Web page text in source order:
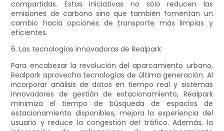
compartidas. Estas iniciativas no sólo reducen las
emisiones de carbono sino que también fomentan un
cambio hacia opciones de transporte más limpias y
eficientes.
6. Las tecnologías innovadoras de Realpark:
Para encabezar la revolución del aparcamiento urbano,
Realpark aprovecha tecnologías de última generación. Al
incorporar análisis de datos en tiempo real y sistemas
innovadores de gestión de estacionamiento, Realpark
minimiza el tiempo de búsqueda de espacios de
estacionamiento disponibles, mejora la experiencia del
usuario y reduce la congestión del tráfico. Además, la